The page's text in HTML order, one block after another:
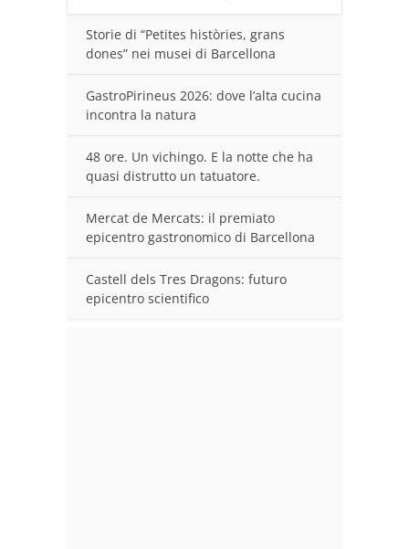
Storie di “Petites històries, grans
dones” nei musei di Barcellona
GastroPirineus 2026: dove l’alta cucina
incontra la natura
48 ore. Un vichingo. E la notte che ha
quasi distrutto un tatuatore.
Mercat de Mercats: il premiato
epicentro gastronomico di Barcellona
Castell dels Tres Dragons: futuro
epicentro scientifico